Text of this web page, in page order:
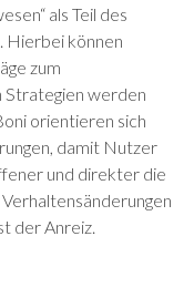
als Teil des
Hierbei können
zum
Strategien werden
orientieren sich
damit Nutzer
und direkter die
der Anreiz.